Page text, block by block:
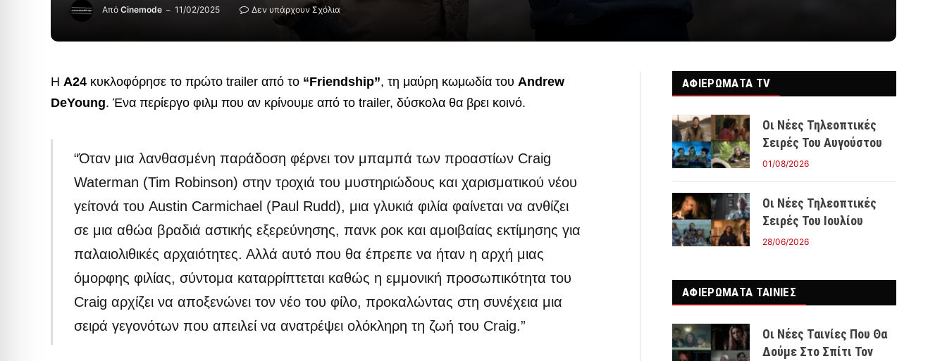
Από Cinemode 11/02/2025 Δεν υπάρχουν Σχόλια
Η A24 κυκλοφόρησε το πρώτο trailer από το “Friendship”, τη μαύρη κωμωδία του Andrew
DeYoung. Ένα περίεργο φιλμ που αν κρίνουμε από το trailer, δύσκολα θα βρει κοινό.
“Όταν μια λανθασμένη παράδοση φέρνει τον μπαμπά των προαστίων Craig
Waterman (Tim Robinson) στην τροχιά του μυστηριώδους και χαρισματικού νέου
γείτονά του Austin Carmichael (Paul Rudd), μια γλυκιά φιλία φαίνεται να ανθίζει
σε μια αθώα βραδιά αστικής εξερεύνησης, πανκ ροκ και αμοιβαίας εκτίμησης για
παλαιολιθικές αρχαιότητες. Αλλά αυτό που θα έπρεπε να ήταν η αρχή μιας
όμορφης φιλίας, σύντομα καταρρίπτεται καθώς η εμμονική προσωπικότητα του
Craig αρχίζει να αποξενώνει τον νέο του φίλο, προκαλώντας στη συνέχεια μια
σειρά γεγονότων που απειλεί να ανατρέψει ολόκληρη τη ζωή του Craig.”
ΑΦΙΕΡΩΜΑΤΑ TV
Οι Νέες Τηλεοπτικές
Σειρές Του Αυγούστου
01/08/2026
Οι Νέες Τηλεοπτικές
Σειρές Του Ιουλίου
28/06/2026
ΑΦΙΕΡΩΜΑΤΑ ΤΑΙΝΊΕΣ
Οι Νέες Ταινίες Που Θα
Δούμε Στο Σπίτι Τον